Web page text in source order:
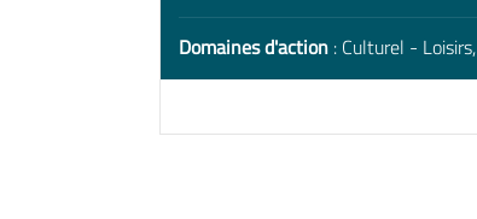
Domaines d'action : Culturel -